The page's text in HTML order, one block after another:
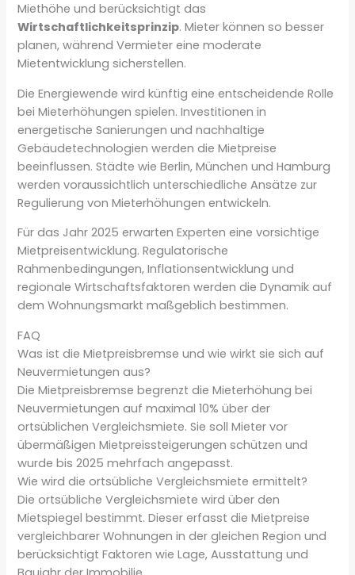
Miethöhe und berücksichtigt das
Wirtschaftlichkeitsprinzip. Mieter können so besser
planen, während Vermieter eine moderate
Mietentwicklung sicherstellen.
Die Energiewende wird künftig eine entscheidende Rolle
bei Mieterhöhungen spielen. Investitionen in
energetische Sanierungen und nachhaltige
Gebäudetechnologien werden die Mietpreise
beeinflussen. Städte wie Berlin, München und Hamburg
werden voraussichtlich unterschiedliche Ansätze zur
Regulierung von Mieterhöhungen entwickeln.
Für das Jahr 2025 erwarten Experten eine vorsichtige
Mietpreisentwicklung. Regulatorische
Rahmenbedingungen, Inflationsentwicklung und
regionale Wirtschaftsfaktoren werden die Dynamik auf
dem Wohnungsmarkt maßgeblich bestimmen.
FAQ
Was ist die Mietpreisbremse und wie wirkt sie sich auf
Neuvermietungen aus?
Die Mietpreisbremse begrenzt die Mieterhöhung bei
Neuvermietungen auf maximal 10% über der
ortsüblichen Vergleichsmiete. Sie soll Mieter vor
übermäßigen Mietpreissteigerungen schützen und
wurde bis 2025 mehrfach angepasst.
Wie wird die ortsübliche Vergleichsmiete ermittelt?
Die ortsübliche Vergleichsmiete wird über den
Mietspiegel bestimmt. Dieser erfasst die Mietpreise
vergleichbarer Wohnungen in der gleichen Region und
berücksichtigt Faktoren wie Lage, Ausstattung und